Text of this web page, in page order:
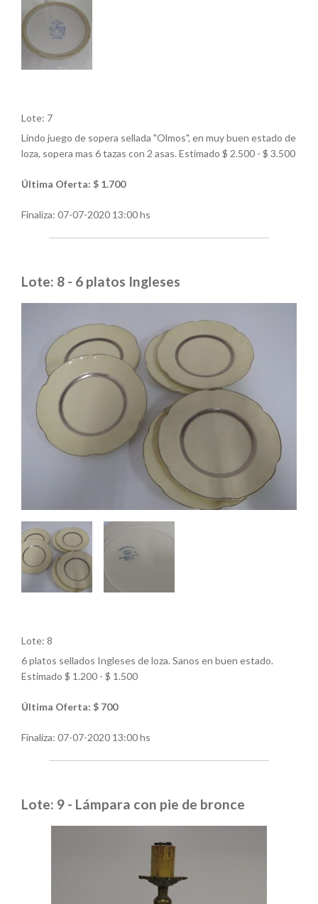
Lote: 7
Lindo juego de sopera sellada "Olmos", en muy buen estado de
loza, sopera mas 6 tazas con 2 asas. Estimado $ 2.500 - $ 3.500
Última Oferta: $ 1.700
Finaliza: 07-07-2020 13:00 hs
Lote: 8 - 6 platos Ingleses
Lote: 8
6 platos sellados Ingleses de loza. Sanos en buen estado.
Estimado $ 1.200 - $ 1.500
Última Oferta: $ 700
Finaliza: 07-07-2020 13:00 hs
Lote: 9 - Lámpara con pie de bronce